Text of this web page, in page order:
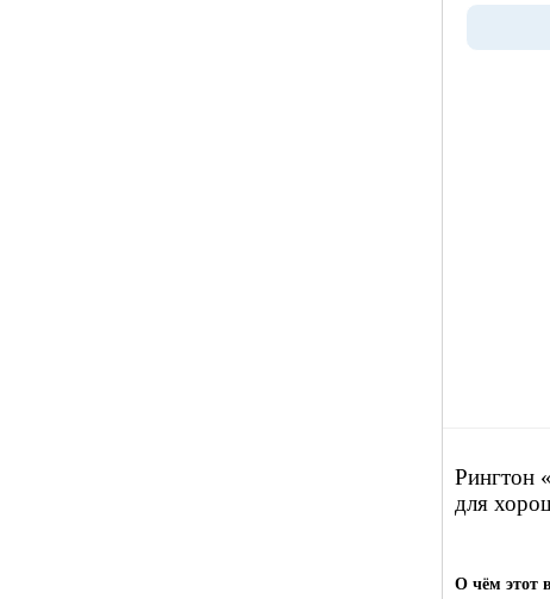
Рингтон
для
О чём этот